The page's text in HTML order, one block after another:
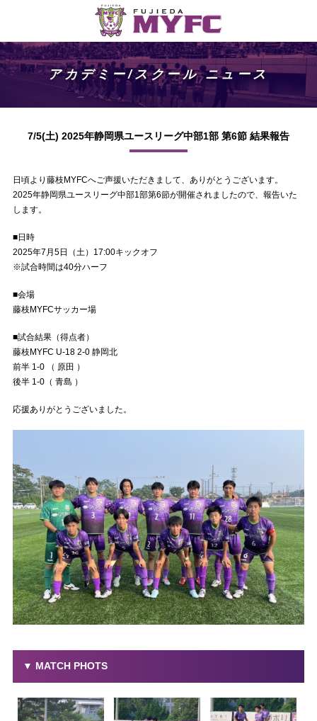
アカデミー/スクール ニュース
7/5(土) 2025年静岡県ユースリーグ中部1部 第6節 結果報告
日頃より藤枝MYFCへご声援いただきまして、ありがとうございます。
2025年静岡県ユースリーグ中部1部第6節が開催されましたので、報告いた
します。
■日時
2025年7月5日（土）17:00キックオフ
※試合時間は40分ハーフ
■会場
藤枝MYFCサッカー場
■試合結果（得点者）
藤枝MYFC U-18 2-0 静岡北
前半 1-0 （ 原田 ）
後半 1-0（ 青島 ）
応援ありがとうございました。
▼ MATCH PHOTS